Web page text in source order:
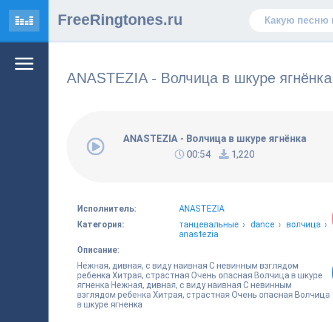
FreeRingtones.ru
ANASTEZIA - Волчица в шкуре ягнёнка
ANASTEZIA - Волчица в шкуре ягнёнка
00:54
1,220
Исполнитель:
ANASTEZIA
Категория:
танцевальные › dance › волчица ›
anastezia
Описание:
Нежная, дивная, с виду наивная С невинным взглядом
ребенка Хитрая, страстная Очень опасная Волчица в шкуре
ягненка Нежная, дивная, с виду наивная С невинным
взглядом ребенка Хитрая, страстная Очень опасная Волчица
в шкуре ягненка